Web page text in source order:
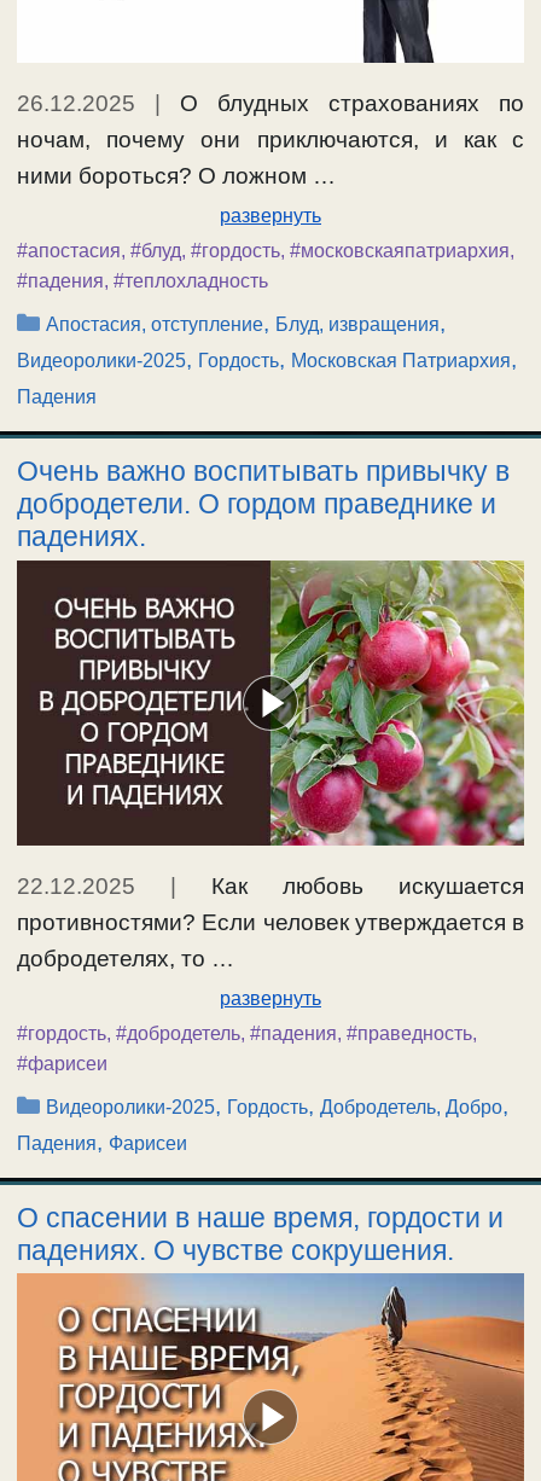
26.12.2025 | О блудных страхованиях по
ночам, почему они приключаются, и как с
ними бороться? О ложном …
развернуть
#апостасия, #блуд, #гордость, #московскаяпатриархия,
#падения, #теплохладность
Рубрики
Апостасия, отступление, Блуд, извращения,
Видеоролики-2025, Гордость, Московская Патриархия,
Падения
Очень важно воспитывать привычку в
добродетели. О гордом праведнике и
падениях.
22.12.2025 | Как любовь искушается
противностями? Если человек утверждается в
добродетелях, то …
развернуть
#гордость, #добродетель, #падения, #праведность,
#фарисеи
Рубрики
Видеоролики-2025, Гордость,Добродетель, Добро,
Падения, Фарисеи
О спасении в наше время, гордости и
падениях. О чувстве сокрушения.